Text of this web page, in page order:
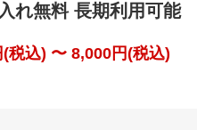
れ無料 長期利用可能
税込) 〜 8,000円(税込)